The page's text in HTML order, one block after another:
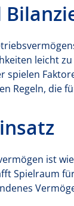
leicht
spielen
Regeln, die
ist
Spielraum